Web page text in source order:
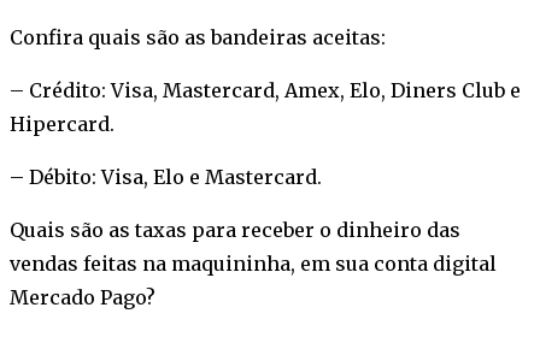
Confira quais são as bandeiras aceitas:
– Crédito: Visa, Mastercard, Amex, Elo, Diners Club e
Hipercard.
– Débito: Visa, Elo e Mastercard.
Quais são as taxas para receber o dinheiro das
vendas feitas na maquininha, em sua conta digital
Mercado Pago?